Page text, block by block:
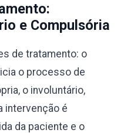
e Compulsória
de tratamento: o
o processo de
o involuntário,
intervenção é
da paciente e o